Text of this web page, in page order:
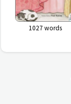
1027words